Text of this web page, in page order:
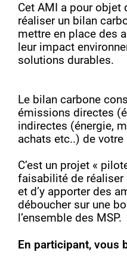
Cet AMI a pour objet
réaliser un bilan
mettre en place des
leur impact
solutions durables.
Le bilan carbone
émissions directes
indirectes (énergie,
achats etc..) de votre
C’est un projet «
faisabilité de réaliser
et d’y apporter des
déboucher sur une
l’ensemble des MSP.
En participant, vous